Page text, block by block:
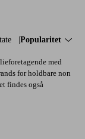
Sorter efter:
Popularitet
med
for holdbare non
findes også